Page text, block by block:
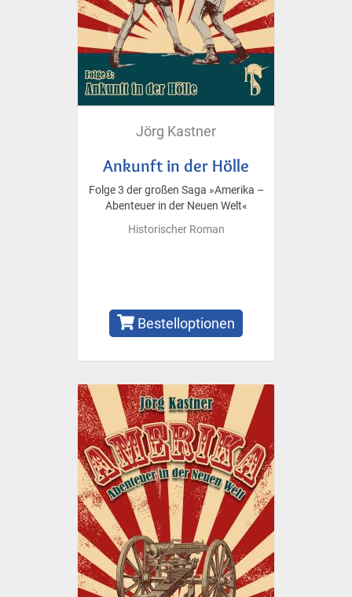
Jörg Kastner
Ankunft in der Hölle
Folge 3 der großen Saga »Amerika –
Abenteuer in der Neuen Welt«
Historischer Roman
Bestelloptionen